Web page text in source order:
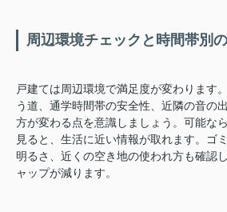
周辺環境チェックと時間帯別
戸建ては周辺環境で満足度が変わります
う道、通学時間帯の安全性、近隣の音の
方が変わる点を意識しましょう。可能な
見ると、生活に近い情報が取れます。ゴ
明るさ、近くの空き地の使われ方も確認
ャップが減ります。